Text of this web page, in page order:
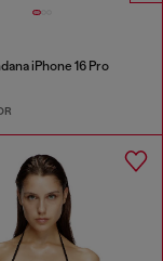
iPhone 16 Pro